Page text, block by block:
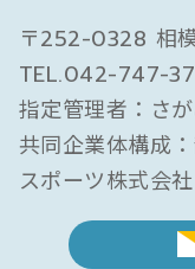
〒252-0328 相
TEL.042-747-
指定管理者：さ
共同企業体構成
スポーツ株式会社